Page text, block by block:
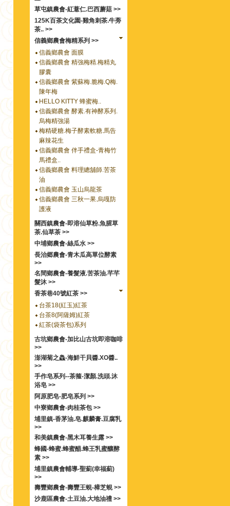
草屯鎮農會-紅薏仁.巴西蘑菇 >>
125K百茶文化園-雞角刺茶.牛蒡
茶.. >>
信義鄉農會梅精系列 >>
信義鄉農會 面膜
信義鄉農會 精強梅精.梅精丸
膠囊
信義鄉農會 紫蘇梅.脆梅.Q梅.
陳年梅
HELLO KITTY 蜂蜜梅..
信義鄉農會 酵素.有神酵系列.
烏梅精強湯
梅精硬糖.梅子酵素軟糖.馬告
麻辣花生
信義鄉農會 伴手禮盒-青梅竹
馬禮盒..
信義鄉農會 料理總舖師.苦茶
油
信義鄉農會 玉山烏龍茶
信義鄉農會 三秋一果.烏嘎防
護液
關西鎮農會-即溶仙草粉.魚腥草
茶.仙草茶 >>
中埔鄉農會-絲瓜水 >>
長治郷農會-青木瓜高單位酵素
>>
名間鄉農會-養髮液.苦茶油.芊芊
髮沐 >>
香茶巷40號紅茶 >>
台茶18(紅玉)紅茶
台茶8(阿薩姆)紅茶
紅茶(袋茶包)系列
古坑鄉農會-加比山古坑即溶咖啡
>>
澎湖菊之鱻-海鮮干貝醬.XO醬..
>>
手作皂系列--茶箍-潔顏.洗頭.沐
浴皂 >>
阿原肥皂-肥皂系列 >>
中寮鄉農會-肉桂茶包 >>
埔里鎮-香茅油.皂.麒麟膏.豆腐乳
>>
和美鎮農會-黑木耳養生露 >>
蜂國-蜂蜜.蜂蜜醋.蜂王乳蜜釀酵
素 >>
埔里鎮農會輔導-聖薊(幸福薊)
>>
壽豐鄉農會-壽豐王蜆-樟芝蜆 >>
沙鹿區農會-土豆油.大地油禮 >>